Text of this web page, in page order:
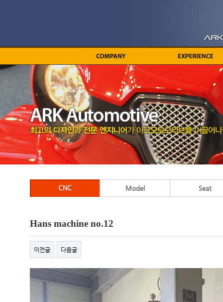
CNC Model Seat
Hans machine no.12
이전글 다음글